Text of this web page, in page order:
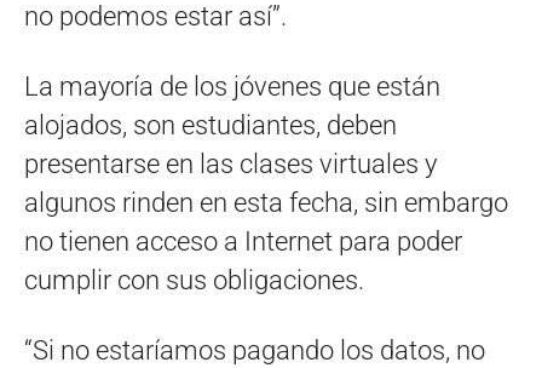
no podemos estar así”.
La mayoría de los jóvenes que están
alojados, son estudiantes, deben
presentarse en las clases virtuales y
algunos rinden en esta fecha, sin embargo
no tienen acceso a Internet para poder
cumplir con sus obligaciones.
“Si no estaríamos pagando los datos, no